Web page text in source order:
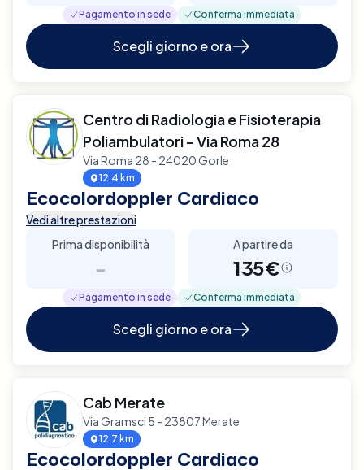
Pagamento in sede Conferma immediata
Scegli giorno e ora
Centro di Radiologia e Fisioterapia
Poliambulatori - Via Roma 28
Via Roma 28 - 24020 Gorle
12.4 km
Ecocolordoppler Cardiaco
Vedi altre prestazioni
Prima disponibilità
-
A partire da
135€
Pagamento in sede Conferma immediata
Scegli giorno e ora
Cab Merate
Via Gramsci 5 - 23807 Merate
12.7 km
Ecocolordoppler Cardiaco